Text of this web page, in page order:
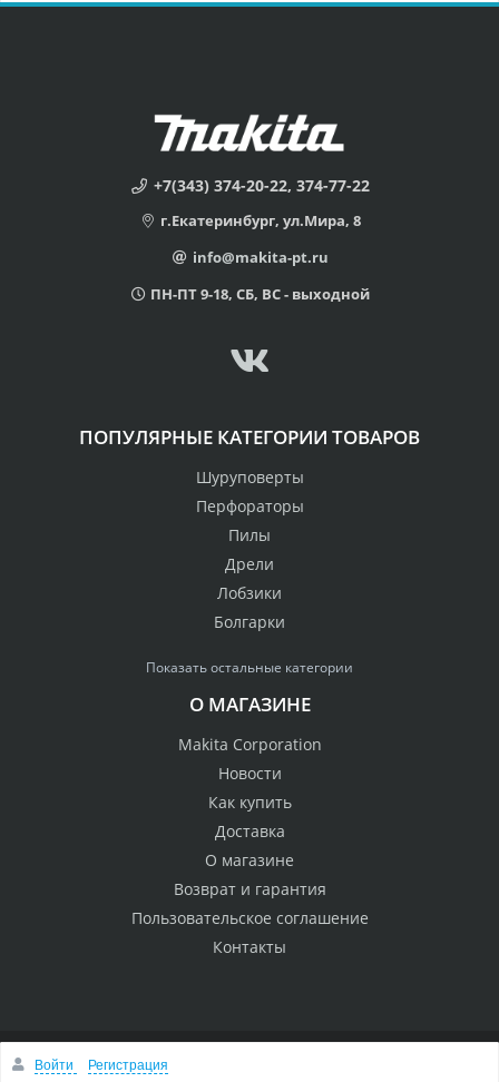
+7(343) 374-20-22, 374-77-22
г.Екатеринбург, ул.Мира, 8
info@makita-pt.ru
ПН-ПТ 9-18, СБ, ВС - выходной
ПОПУЛЯРНЫЕ КАТЕГОРИИ ТОВАРОВ
Шуруповерты
Перфораторы
Пилы
Дрели
Лобзики
Болгарки
Показать остальные категории
О МАГАЗИНЕ
Makita Corporation
Новости
Как купить
Доставка
О магазине
Возврат и гарантия
Пользовательское соглашение
Контакты
© 2005 Сервисный центр Макита
Войти
Регистрация